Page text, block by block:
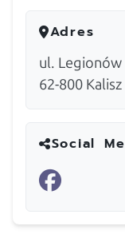
Adres
ul. Legionów
62-800 Kalisz
Social